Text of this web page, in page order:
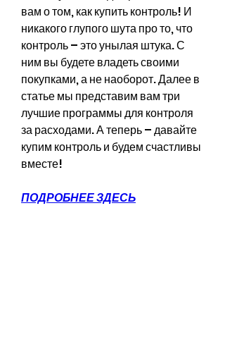
вам о том, как купить контроль! И
никакого глупого шута про то, что
контроль – это унылая штука. С
ним вы будете владеть своими
покупками, а не наоборот. Далее в
статье мы представим вам три
лучшие программы для контроля
за расходами. А теперь – давайте
купим контроль и будем счастливы
вместе!
ПОДРОБНЕЕ ЗДЕСЬ